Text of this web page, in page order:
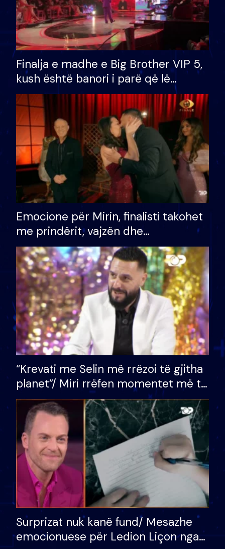
Finalja e madhe e Big Brother VIP 5,
kush është banori i parë që lë
shtëpinë dhe humb mundësinë për
të fituar çmimin e madh
Emocione për Mirin, finalisti takohet
me prindërit, vajzën dhe
bashkëshorten: S’kemi ndonjë letër
divorci apo jo?
“Krevati me Selin më rrëzoi të gjitha
planet”/ Miri rrëfen momentet më të
bukura në shtëpinë e BB VIP: Do më
mungojë zilja e mëngjesit kur…
Surprizat nuk kanë fund/ Mesazhe
emocionuese për Ledion Liçon nga